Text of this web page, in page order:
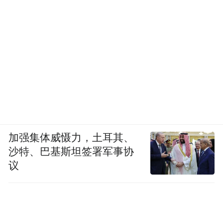
加强集体威慑力，土耳其、
沙特、巴基斯坦签署军事协
议